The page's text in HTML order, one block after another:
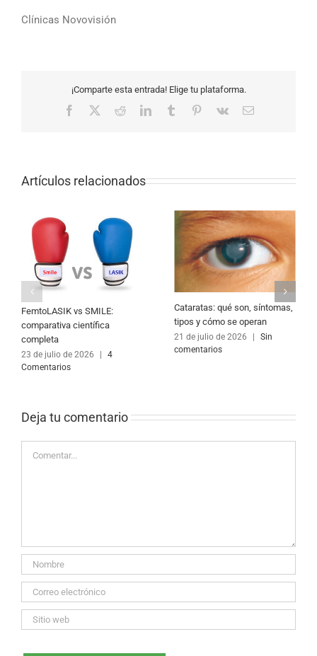
Clínicas Novovisión
¡Comparte esta entrada! Elige tu plataforma.
Facebook RedditLinkedInTumblr Pinterest
Vk
Correo
Artículos relacionados
FemtoLASIK vs SMILE:
comparativa científica
completa
23 de julio de 2026 |
4
Comentarios
Cataratas: qué son, síntomas,
tipos y cómo se operan
21 de julio de 2026
Sin
comentarios
Deja tu comentario